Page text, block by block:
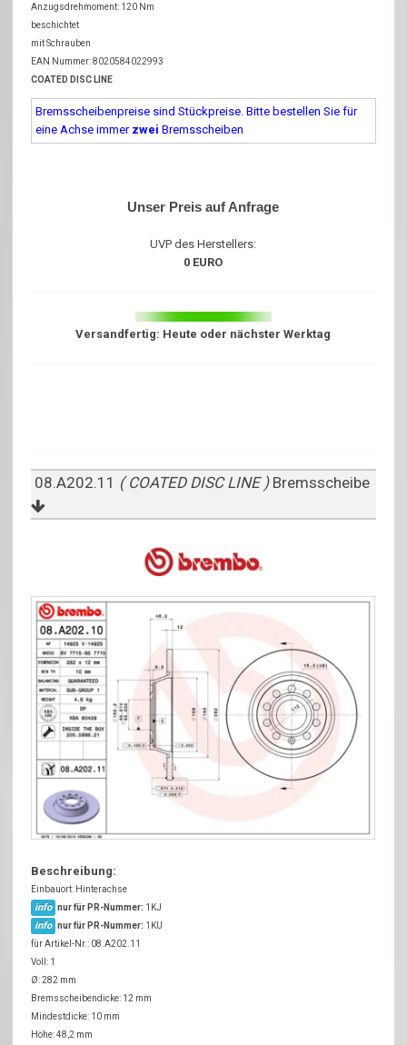
Anzugsdrehmoment: 120 Nm
beschichtet
mit Schrauben
EAN Nummer: 8020584022993
COATED DISC LINE
Bremsscheibenpreise sind Stückpreise. Bitte bestellen Sie für
eine Achse immer zwei Bremsscheiben
Unser Preis auf Anfrage
UVP des Herstellers:
0 EURO
Versandfertig: Heute oder nächster Werktag
08.A202.11 ( COATED DISC LINE ) Bremsscheibe
Beschreibung:
Einbauort: Hinterachse
info nur für PR-Nummer: 1KJ
info nur für PR-Nummer: 1KU
für Artikel-Nr.: 08.A202.11
Voll: 1
Ø: 282 mm
Bremsscheibendicke: 12 mm
Mindestdicke: 10 mm
Höhe: 48,2 mm